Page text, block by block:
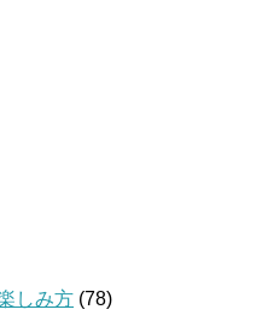
しみ方 (78)